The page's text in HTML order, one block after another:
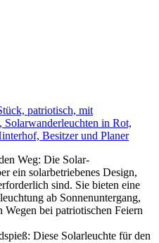
patriotisch, mit
Solarwanderleuchten in Rot,
Besitzer und Planer
Weg: Die Solar-
ein solarbetriebenes Design,
sind. Sie bieten eine
ab Sonnenuntergang,
bei patriotischen Feiern
Diese Solarleuchte für den